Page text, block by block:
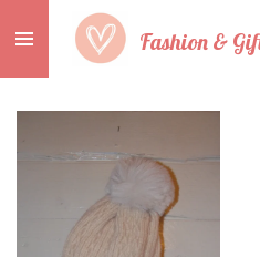
direct
naar
Fashion &